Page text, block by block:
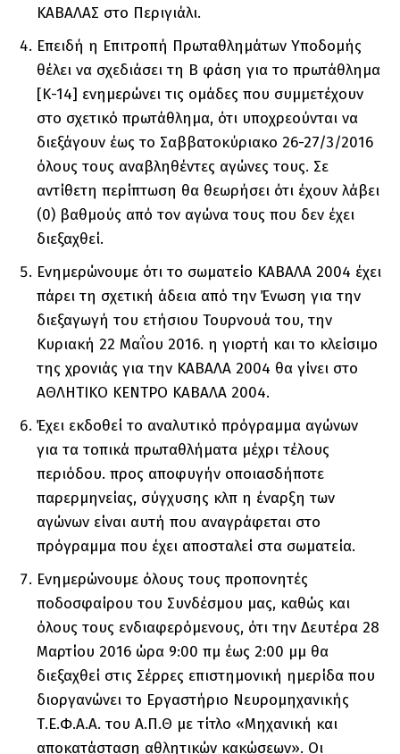
ΚΑΒΑΛΑΣ στο Περιγιάλι.
Επειδή η Επιτροπή Πρωταθλημάτων Υποδομής
θέλει να σχεδιάσει τη Β φάση για το πρωτάθλημα
[Κ-14] ενημερώνει τις ομάδες που συμμετέχουν
στο σχετικό πρωτάθλημα, ότι υποχρεούνται να
διεξάγουν έως το Σαββατοκύριακο 26-27/3/2016
όλους τους αναβληθέντες αγώνες τους. Σε
αντίθετη περίπτωση θα θεωρήσει ότι έχουν λάβει
(0) βαθμούς από τον αγώνα τους που δεν έχει
διεξαχθεί.
Ενημερώνουμε ότι το σωματείο ΚΑΒΑΛΑ 2004 έχει
πάρει τη σχετική άδεια από την Ένωση για την
διεξαγωγή του ετήσιου Τουρνουά του, την
Κυριακή 22 Μαΐου 2016. η γιορτή και το κλείσιμο
της χρονιάς για την ΚΑΒΑΛΑ 2004 θα γίνει στο
ΑΘΛΗΤΙΚΟ ΚΕΝΤΡΟ ΚΑΒΑΛΑ 2004.
Έχει εκδοθεί το αναλυτικό πρόγραμμα αγώνων
για τα τοπικά πρωταθλήματα μέχρι τέλους
περιόδου. προς αποφυγήν οποιασδήποτε
παρερμηνείας, σύγχυσης κλπ η έναρξη των
αγώνων είναι αυτή που αναγράφεται στο
πρόγραμμα που έχει αποσταλεί στα σωματεία.
Ενημερώνουμε όλους τους προπονητές
ποδοσφαίρου του Συνδέσμου μας, καθώς και
όλους τους ενδιαφερόμενους, ότι την Δευτέρα 28
Μαρτίου 2016 ώρα 9:00 πμ έως 2:00 μμ θα
διεξαχθεί στις Σέρρες επιστημονική ημερίδα που
διοργανώνει το Εργαστήριο Νευρομηχανικής
Τ.Ε.Φ.Α.Α. του Α.Π.Θ με τίτλο «Μηχανική και
αποκατάσταση αθλητικών κακώσεων». Οι